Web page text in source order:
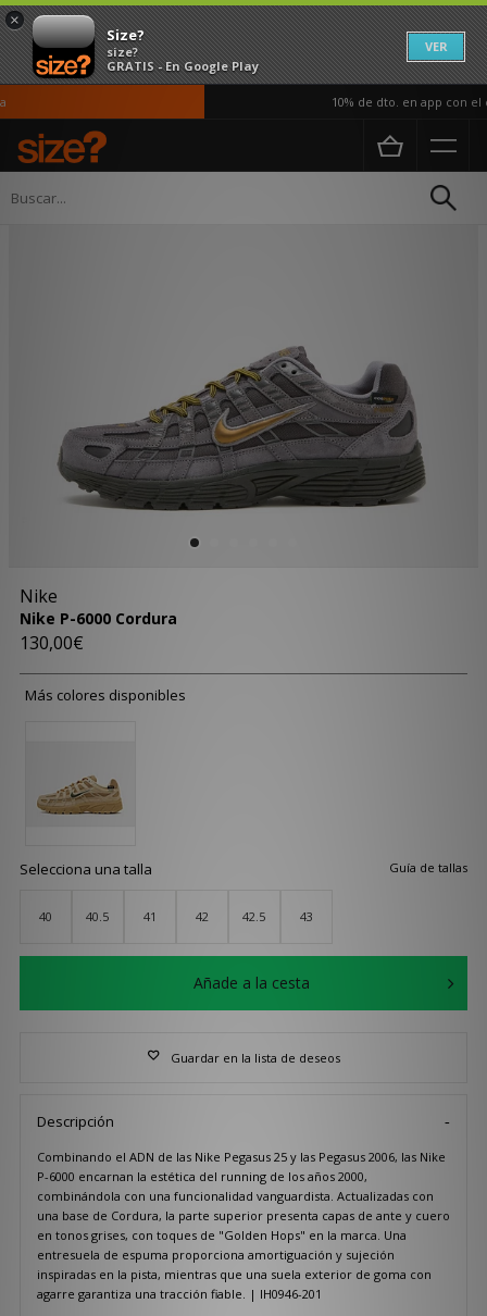
×
Size?
size?
GRATIS - En Google Play
VER
10% de dto. en app con el
Página principal
Nike
Nike P-6000 Cordura
130,00€
Más colores disponibles
Guía de tallas
Selecciona una talla
40 40.5 41 42 42.5 43
Añade a la cesta
Guardar en la lista de deseos
Descripción
Combinando el ADN de las Nike Pegasus 25 y las Pegasus 2006, las Nike
P-6000 encarnan la estética del running de los años 2000,
combinándola con una funcionalidad vanguardista. Actualizadas con
una base de Cordura, la parte superior presenta capas de ante y cuero
en tonos grises, con toques de "Golden Hops" en la marca. Una
entresuela de espuma proporciona amortiguación y sujeción
inspiradas en la pista, mientras que una suela exterior de goma con
agarre garantiza una tracción fiable. | IH0946-201